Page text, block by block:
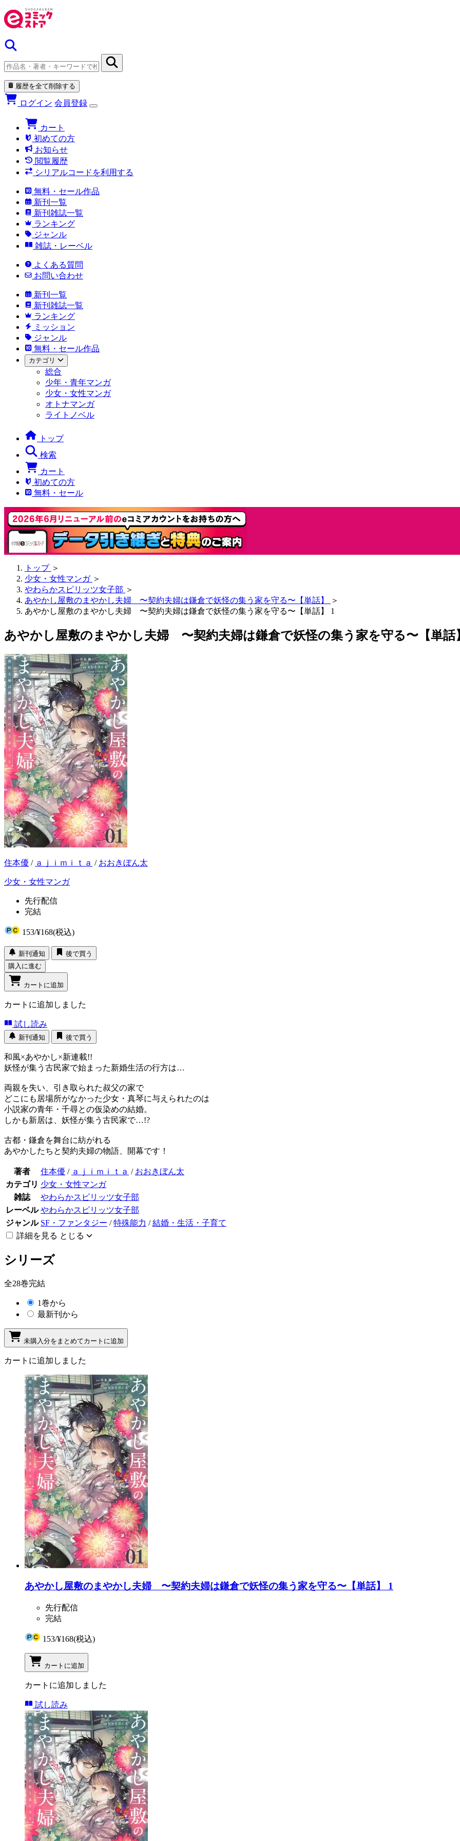
履歴を全て削除する
ログイン 会員登録
カート
初めての方
お知らせ
閲覧履歴
シリアルコードを利用する
無料・セール作品
新刊一覧
新刊雑誌一覧
ランキング
ジャンル
雑誌・レーベル
よくある質問
お問い合わせ
新刊一覧
新刊雑誌一覧
ランキング
ミッション
ジャンル
無料・セール作品
カテゴリ
総合
少年・青年マンガ
少女・女性マンガ
オトナマンガ
ライトノベル
トップ
検索
カート
初めての方
無料・セール
トップ ＞
少女・女性マンガ ＞
やわらかスピリッツ女子部 ＞
あやかし屋敷のまやかし夫婦 〜契約夫婦は鎌倉で妖怪の集う家を守る〜【単話】
＞
あやかし屋敷のまやかし夫婦 〜契約夫婦は鎌倉で妖怪の集う家を守る〜【単話】 1
あやかし屋敷のまやかし夫婦 〜契約夫婦は鎌倉で妖怪の集う家を守る〜【単話
住本優 / ａｊｉｍｉｔａ / おおきぼん太
少女・女性マンガ
先行配信
完結
153/¥168(税込)
新刊通知
後で買う
購入に進む
カートに追加
カートに追加しました
試し読み
新刊通知 後で買う
和風×あやかし×新連載!!
妖怪が集う古民家で始まった新婚生活の行方は…
両親を失い、引き取られた叔父の家で
どこにも居場所がなかった少女・真琴に与えられたのは
小説家の青年・千尋との仮染めの結婚。
しかも新居は、妖怪が集う古民家で…!?
古都・鎌倉を舞台に紡がれる
あやかしたちと契約夫婦の物語、開幕です！
著者 住本優 / ａｊｉｍｉｔａ / おおきぼん太
カテゴリ 少女・女性マンガ
雑誌
やわらかスピリッツ女子部
レーベル やわらかスピリッツ女子部
ジャンル SF・ファンタジー /特殊能力 /結婚・生活・子育て
詳細を見る とじる
シリーズ
全28巻完結
1巻から
最新刊から
未購入分をまとめてカートに追加
カートに追加しました
あやかし屋敷のまやかし夫婦 〜契約夫婦は鎌倉で妖怪の集う家を守る〜【単話】 1
先行配信
完結
153/¥168(税込)
カートに追加
カートに追加しました
試し読み